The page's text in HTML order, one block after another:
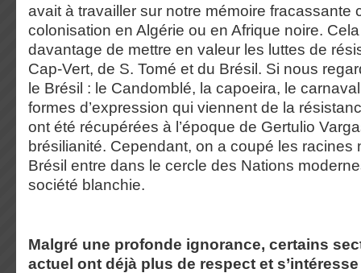
avait à travailler sur notre mémoire fracassante
colonisation en Algérie ou en Afrique noire. Cela
davantage de mettre en valeur les luttes de
Cap-Vert, de S. Tomé et du Brésil. Si nous
le Brésil : le Candomblé, la capoeira, le
formes d’expression qui viennent de la
ont été récupérées à l’époque de Gertulio
brésilianité. Cependant, on a coupé les racines
Brésil entre dans le cercle des Nations
société blanchie.
Malgré une profonde ignorance, certains
actuel ont déjà plus de respect et